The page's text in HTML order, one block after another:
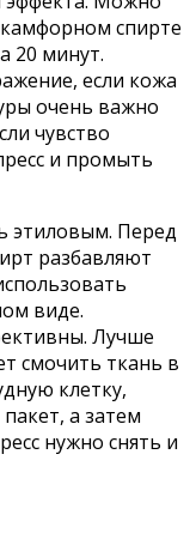
спирте
20 минут.
если кожа
очень важно
чувство
и промыть
этиловым. Перед
разбавляют
виде.
Лучше
смочить ткань в
клетку,
а затем
нужно снять и